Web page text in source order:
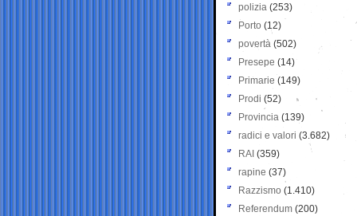
polizia (253)
Porto (12)
povertà (502)
Presepe (14)
Primarie (149)
Prodi (52)
Provincia (139)
radici e valori (3.682)
RAI (359)
rapine (37)
Razzismo (1.410)
Referendum (200)